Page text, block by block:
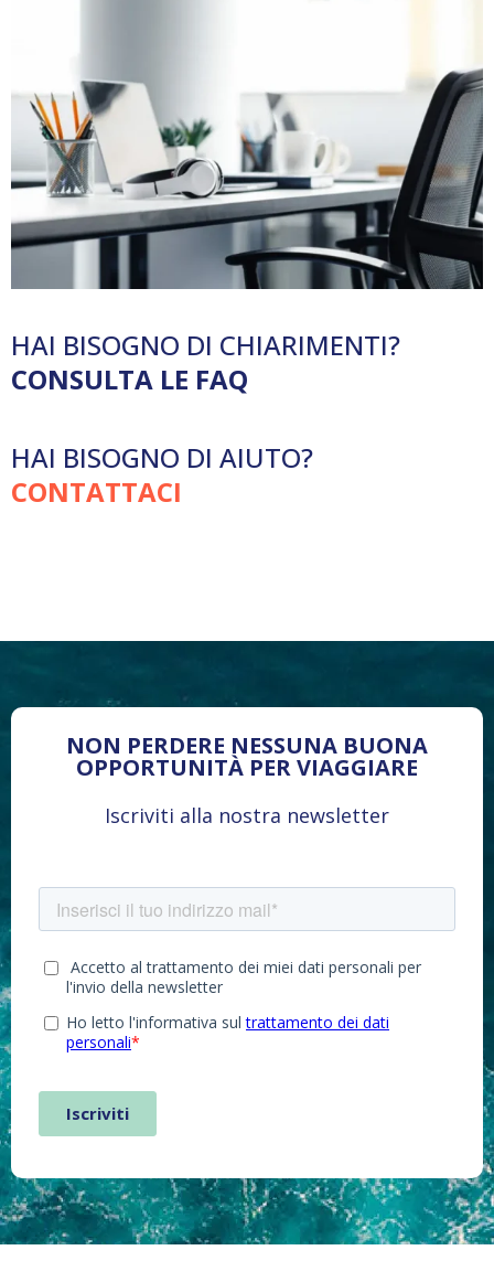
HAI BISOGNO DI CHIARIMENTI?
CONSULTA LE FAQ
HAI BISOGNO DI AIUTO?
CONTATTACI
NON PERDERE NESSUNA BUONA
OPPORTUNITÀ PER VIAGGIARE
Iscriviti alla nostra newsletter